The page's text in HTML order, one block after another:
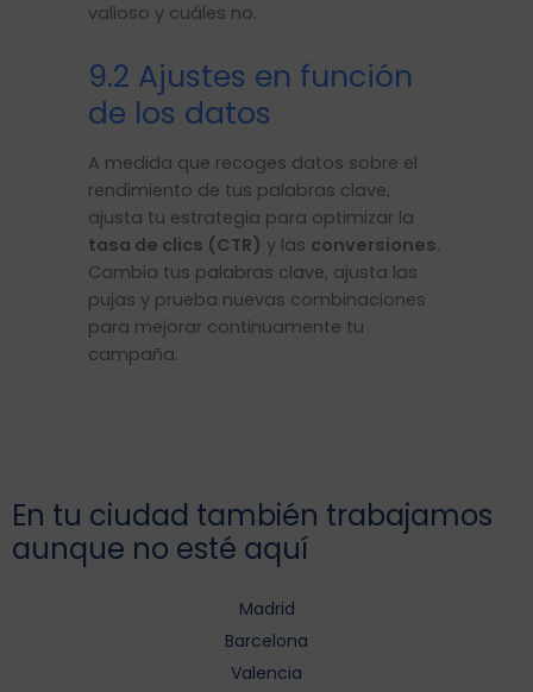
valioso y cuáles no.
9.2 Ajustes en función
de los datos
A medida que recoges datos sobre el
rendimiento de tus palabras clave,
ajusta tu estrategia para optimizar la
tasa de clics (CTR) y las conversiones.
Cambia tus palabras clave, ajusta las
pujas y prueba nuevas combinaciones
para mejorar continuamente tu
campaña.
En tu ciudad también trabajamos
aunque no esté aquí
Madrid
Barcelona
Valencia